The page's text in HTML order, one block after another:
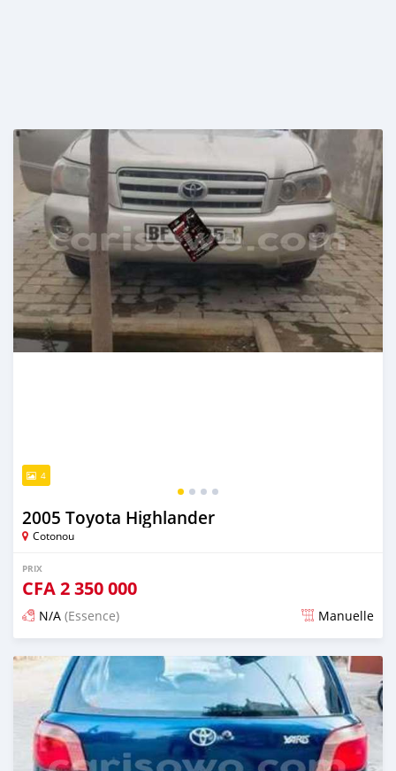
4
2005 Toyota Highlander
Cotonou
PRIX
CFA2 350 000
N/A (Essence) Manuelle
Publié il y a 4 jours